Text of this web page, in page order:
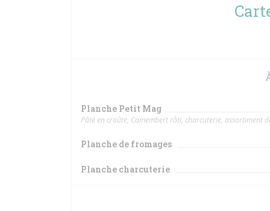
Planche Petit Mag
Pâté en croûte, Camembert rôti, charcuterie, assortiment
Planche de fromages
Planche charcuterie